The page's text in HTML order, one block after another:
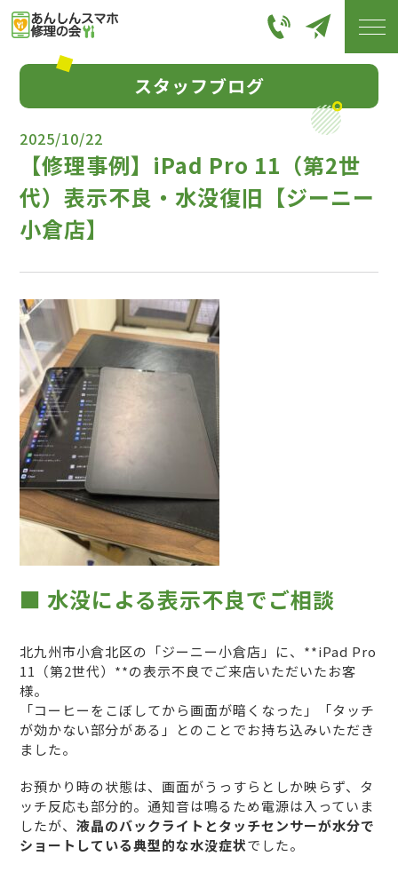
スタッフブログ
2025/10/22
【修理事例】iPad Pro 11（第2世
代）表示不良・水没復旧【ジーニー
小倉店】
■ 水没による表示不良でご相談
北九州市小倉北区の「ジーニー小倉店」に、**iPad Pro
11（第2世代）**の表示不良でご来店いただいたお客
様。
「コーヒーをこぼしてから画面が暗くなった」「タッチ
が効かない部分がある」とのことでお持ち込みいただき
ました。
お預かり時の状態は、画面がうっすらとしか映らず、タ
ッチ反応も部分的。通知音は鳴るため電源は入っていま
したが、液晶のバックライトとタッチセンサーが水分で
ショートしている典型的な水没症状でした。